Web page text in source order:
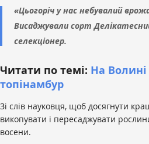
«Цьогоріч у нас небувалий
Висаджували сорт
селекціонер.
Читати по темі: На
топінамбур
Зі слів науковця, щоб досягнути
викопувати і пересаджувати
восени.